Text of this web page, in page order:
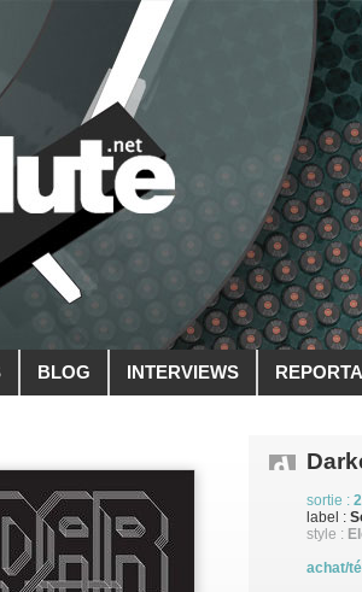
BLOG INTERVIEWS
sortie :
label :
style :
achat/